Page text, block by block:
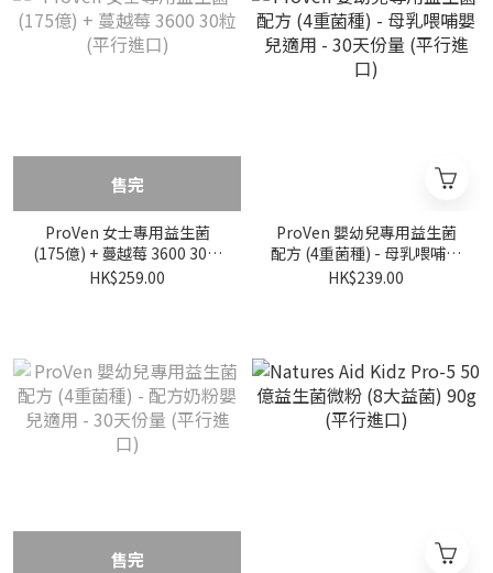
售完
ProVen 女士專用益生菌
(175億) + 蔓越莓 3600 30粒
(平行進口)
HK$259.00
ProVen 嬰幼兒專用益生菌
配方 (4重菌種) - 母乳喂哺嬰
兒適用 - 30天份量 (平行進
HK$239.00
售完